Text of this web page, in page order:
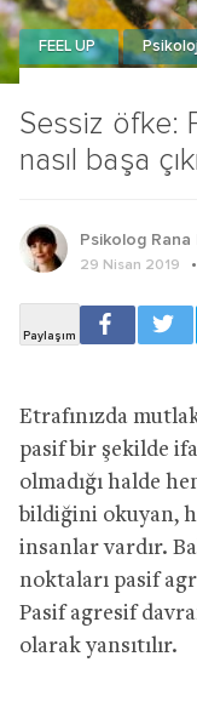
Sessiz öfke:
nasıl başa
FEEL UP
Psikolog Rana
29 Nisan 2019
Etrafınızda
pasif bir şekilde
olmadığı halde
bildiğini okuyan,
insanlar vardır.
noktaları pasif
Pasif agresif
olarak yansıtılır.